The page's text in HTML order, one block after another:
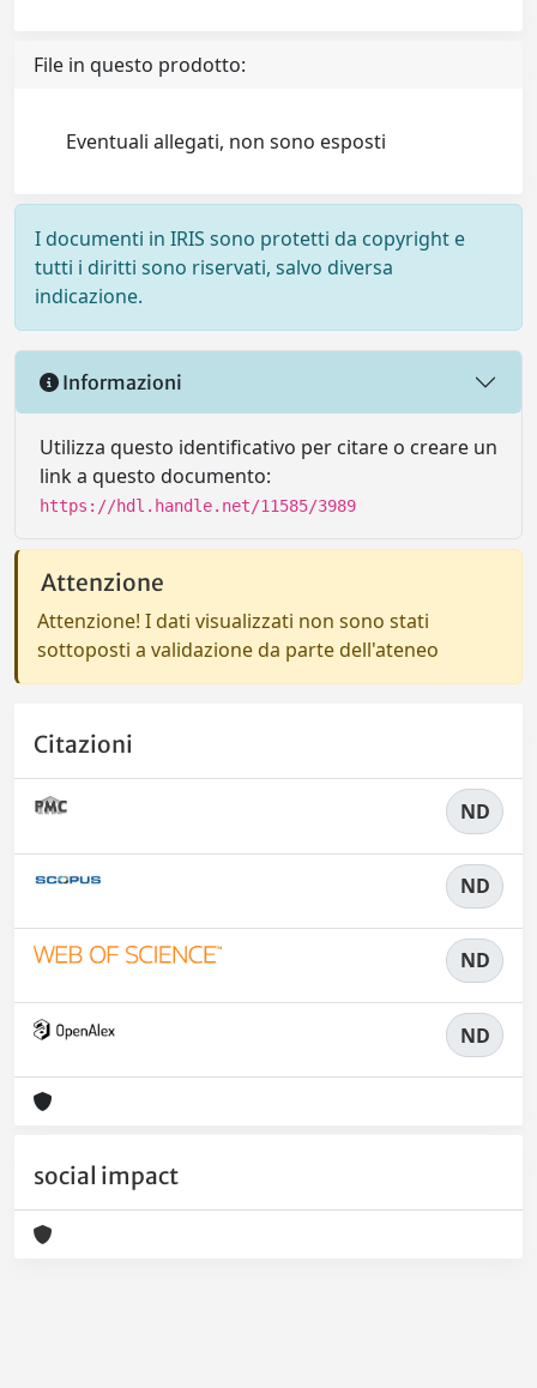
File in questo prodotto:
Eventuali allegati, non sono esposti
I documenti in IRIS sono protetti da copyright e
tutti i diritti sono riservati, salvo diversa
indicazione.
Informazioni
Utilizza questo identificativo per citare o creare un
link a questo documento:
https://hdl.handle.net/11585/3989
Attenzione
Attenzione! I dati visualizzati non sono stati
sottoposti a validazione da parte dell'ateneo
Citazioni
ND
ND
ND
ND
social impact